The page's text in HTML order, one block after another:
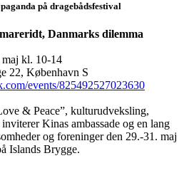
på dragebådsfestival
Danmarks dilemma
kl. 10-14
22, København S
events/825492527023630
& Peace”, kulturudveksling,
Kinas ambassade og en lang
og foreninger den 29.-31. maj
Islands Brygge.